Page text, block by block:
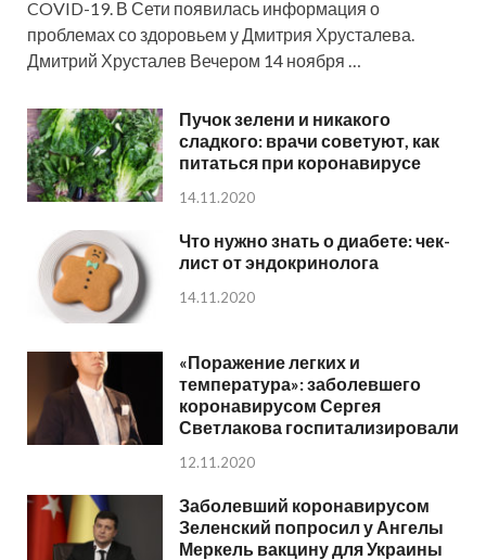
COVID-19. В Сети появилась информация о
проблемах со здоровьем у Дмитрия Хрусталева.
Дмитрий Хрусталев Вечером 14 ноября …
Пучок зелени и никакого
сладкого: врачи советуют, как
питаться при коронавирусе
14.11.2020
Что нужно знать о диабете: чек-
лист от эндокринолога
14.11.2020
«Поражение легких и
температура»: заболевшего
коронавирусом Сергея
Светлакова госпитализировали
12.11.2020
Заболевший коронавирусом
Зеленский попросил у Ангелы
Меркель вакцину для Украины